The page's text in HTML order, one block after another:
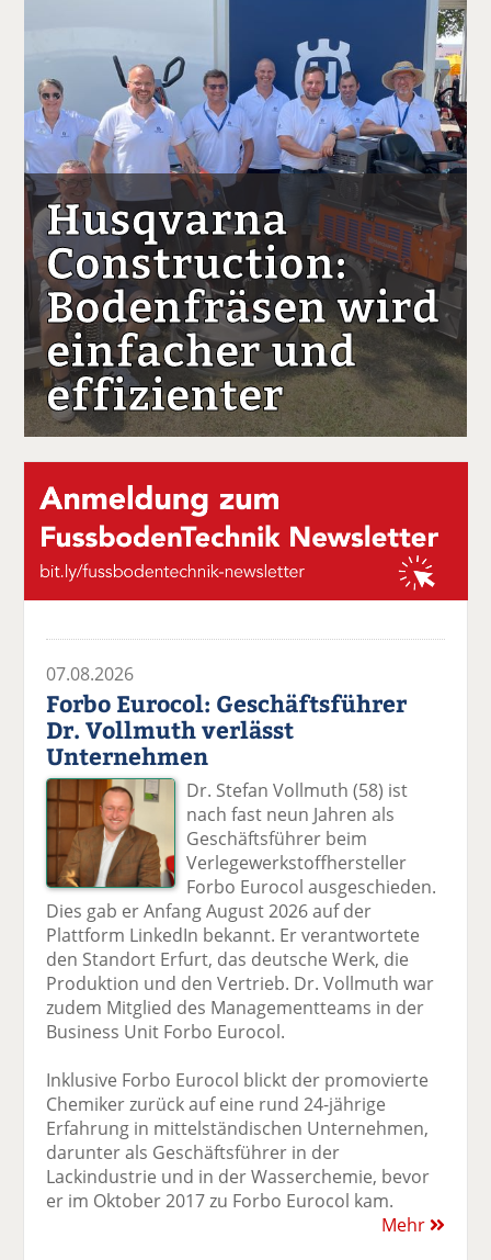
Husqvarna
Construction:
Bodenfräsen wird
einfacher und
effizienter
07.08.2026
Forbo Eurocol: Geschäftsführer
Dr. Vollmuth verlässt
Unternehmen
Dr. Stefan Vollmuth (58) ist
nach fast neun Jahren als
Geschäftsführer beim
Verlegewerkstoffhersteller
Forbo Eurocol ausgeschieden.
Dies gab er Anfang August 2026 auf der
Plattform LinkedIn bekannt. Er verantwortete
den Standort Erfurt, das deutsche Werk, die
Produktion und den Vertrieb. Dr. Vollmuth war
zudem Mitglied des Managementteams in der
Business Unit Forbo Eurocol.
Inklusive Forbo Eurocol blickt der promovierte
Chemiker zurück auf eine rund 24-jährige
Erfahrung in mittelständischen Unternehmen,
darunter als Geschäftsführer in der
Lackindustrie und in der Wasserchemie, bevor
er im Oktober 2017 zu Forbo Eurocol kam.
Mehr